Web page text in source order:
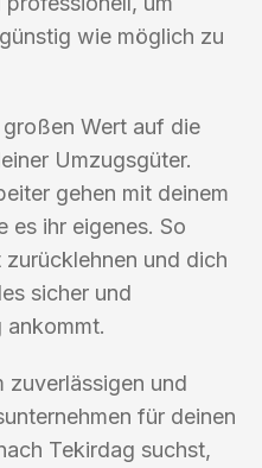
wie möglich zu
Wert auf die
Umzugsgüter.
gehen mit deinem
es ihr eigenes. So
und dich
sicher und
ankommt.
zuverlässigen und
für deinen
Tekirdag suchst,